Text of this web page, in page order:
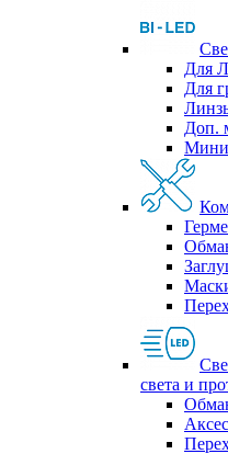
Для
Для
Доп.
света и